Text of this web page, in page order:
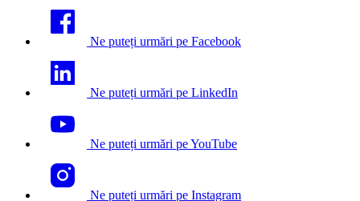
Ne puteți urmări pe Facebook
Ne puteți urmări pe LinkedIn
Ne puteți urmări pe YouTube
Ne puteți urmări pe Instagram